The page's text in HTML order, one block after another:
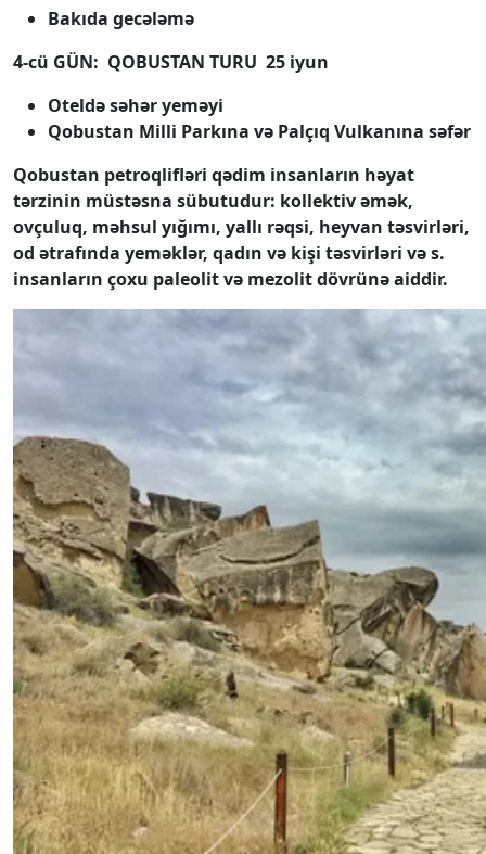
Bakıda gecələmə
4-cü GÜN: QOBUSTAN TURU 25 iyun
Oteldə səhər yeməyi
Qobustan Milli Parkına və Palçıq Vulkanına səfər
Qobustan petroqlifləri qədim insanların həyat
tərzinin müstəsna sübutudur: kollektiv əmək,
ovçuluq, məhsul yığımı, yallı rəqsi, heyvan təsvirləri,
od ətrafında yeməklər, qadın və kişi təsvirləri və s.
insanların çoxu paleolit ​​və mezolit dövrünə aiddir.